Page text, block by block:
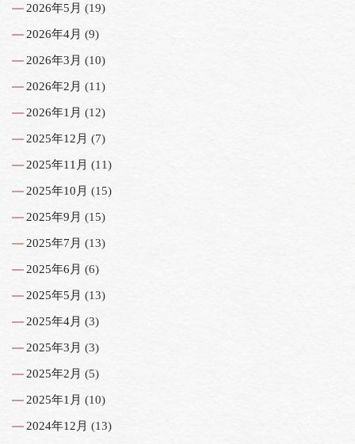
2026年5月 (19)
2026年4月 (9)
2026年3月 (10)
2026年2月 (11)
2026年1月 (12)
2025年12月 (7)
2025年11月 (11)
2025年10月 (15)
2025年9月 (15)
2025年7月 (13)
2025年6月 (6)
2025年5月 (13)
2025年4月 (3)
2025年3月 (3)
2025年2月 (5)
2025年1月 (10)
2024年12月 (13)